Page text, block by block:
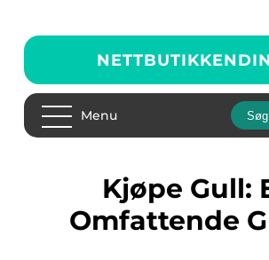
Menu
Kjøpe Gull: En
Omfattende